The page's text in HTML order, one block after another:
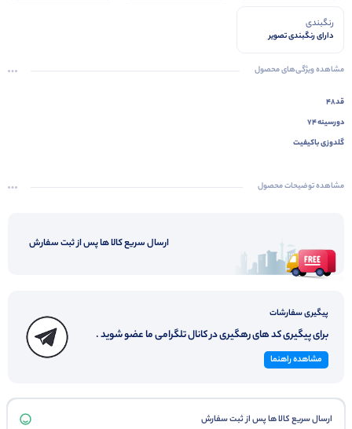
رنگبندی
دارای رنگبندی تصویر
مشاهده ویژگی‌های محصول
قد۴۸
دورسینه ۷۴
گلدوزی باکیفیت
مشاهده توضیحات محصول
ارسال سریع کالا ها پس از ثبت سفارش
پیگیری سفارشات
برای پیگیری کد های رهگیری در کانال تلگرامی ما عضو شوید .
مشاهده راهنما
ارسال سریع کالا ها پس از ثبت سفارش